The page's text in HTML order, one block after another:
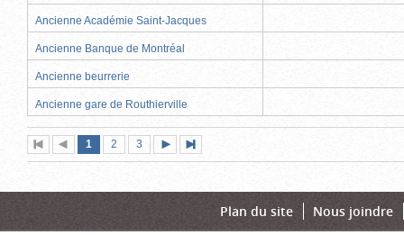
Ancienne Académie Saint-Jacques
Ancienne Banque de Montréal
Ancienne beurrerie
Ancienne gare de Routhierville
Première
page
Page
précédente
Page
1 (page
actuelle)
Page
2 Page
3
suivante
page
Plan du site Nous joindre